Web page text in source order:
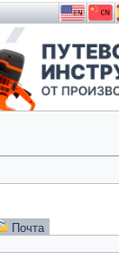
Почта